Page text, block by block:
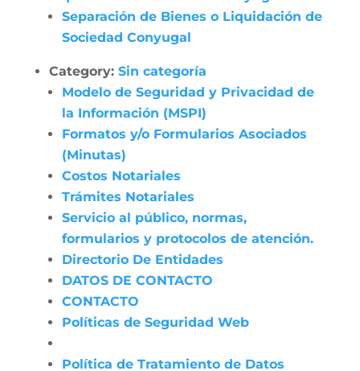
Separación de Bienes o Liquidación de
Sociedad Conyugal
Category: Sin categoría
Modelo de Seguridad y Privacidad de
la Información (MSPI)
Formatos y/o Formularios Asociados
(Minutas)
Costos Notariales
Trámites Notariales
Servicio al público, normas,
formularios y protocolos de atención.
Directorio De Entidades
DATOS DE CONTACTO
CONTACTO
Políticas de Seguridad Web
Política de Tratamiento de Datos